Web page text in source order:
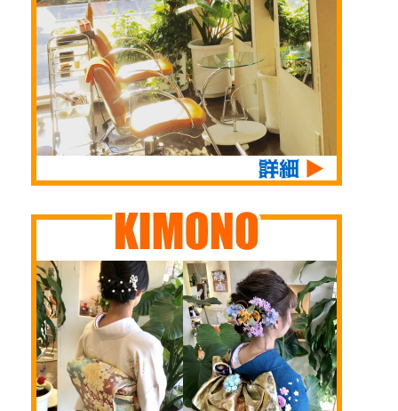
ねてより お知らせし
ておりましたが 2007
年4月より15年以上勤
務してくれておりまし
た 当スタッフ 岸
が ついに 寿退社
...
撮ってきましたよ～
公園には なんでココ
に咲いてんの という
お花がところどころ、
あちらこちらに咲いて
ますよ 数年前に新し
く植樹された新入り桜
もだいぶん大きくなり
花を咲かせています